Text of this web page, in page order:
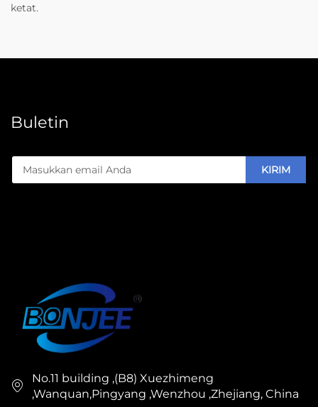
ketat.
Buletin
KIRIM
No.11 building ,(B8) Xuezhimeng
,Wanquan,Pingyang ,Wenzhou ,Zhejiang, China